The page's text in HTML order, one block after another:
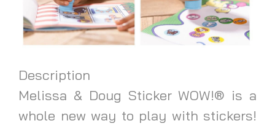
Description
Melissa & Doug Sticker WOW!® is a
whole new way to play with stickers!